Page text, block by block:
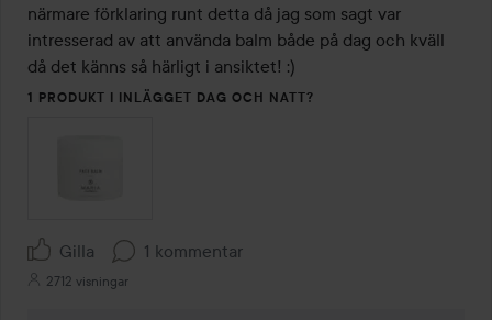
närmare förklaring runt detta då jag som sagt var
intresserad av att använda balm både på dag och kväll
då det känns så härligt i ansiktet! :)
1 PRODUKT I INLÄGGET DAG OCH NATT?
Gilla 1 kommentar
2712 visningar